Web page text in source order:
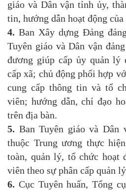
giáo và Dân vận tỉnh ủy,
tin, hướng dẫn hoạt động
4. Ban Xây dựng Đảng
Tuyên giáo và Dân vận
đương giúp cấp ủy quản lý
cấp xã; chủ động phối hợp
cung cấp thông tin và tổ
viên; hướng dẫn, chỉ đạo
trên địa bàn.
5. Ban Tuyên giáo và Dân
thuộc Trung ương thực
toàn, quản lý, tổ chức hoạt
viên theo sự phân cấp quản
6. Cục Tuyên huấn, Tổng